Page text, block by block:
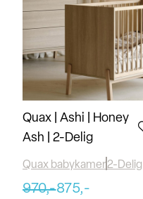
Quax | Ashi | Honey
Ash | 2-Delig
Quax babykamer2-Delig
970,-875,-